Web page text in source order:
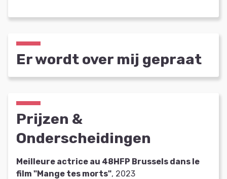
Er wordt over mij gepraat
Prijzen &
Onderscheidingen
Meilleure actrice au 48HFP Brussels dans le
film "Mange tes morts", 2023